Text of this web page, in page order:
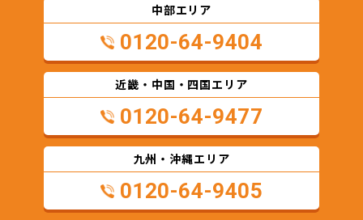
中部エリア
0120-64-9404
近畿・中国・四国エリア
0120-64-9477
九州・沖縄エリア
0120-64-9405